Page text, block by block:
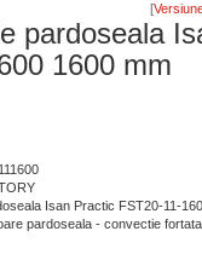
[
pardoseala
1600 mm
Isan Practic FST20-11-
pardoseala - convectie fortata